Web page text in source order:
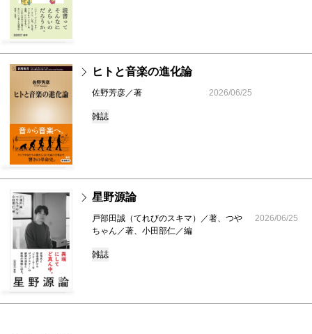
ヒトと音楽の進化論
佐野芳彦／著 2026/06/25
雑誌
星野源論
戸部田誠（てれびのスキマ）／著、つや
ちゃん／著、小田部仁／編
2026/06/25
雑誌